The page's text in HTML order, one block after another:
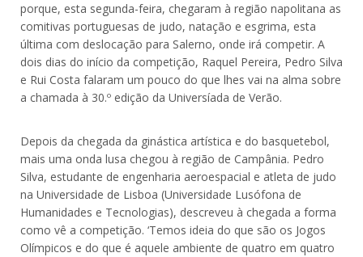
porque, esta segunda-feira, chegaram à região napolitana as
comitivas portuguesas de judo, natação e esgrima, esta
última com deslocação para Salerno, onde irá competir. A
dois dias do início da competição, Raquel Pereira, Pedro Silva
e Rui Costa falaram um pouco do que lhes vai na alma sobre
a chamada à 30.º edição da Universíada de Verão.
Depois da chegada da ginástica artística e do basquetebol,
mais uma onda lusa chegou à região de Campânia. Pedro
Silva, estudante de engenharia aeroespacial e atleta de judo
na Universidade de Lisboa (Universidade Lusófona de
Humanidades e Tecnologias), descreveu à chegada a forma
como vê a competição. ‘Temos ideia do que são os Jogos
Olímpicos e do que é aquele ambiente de quatro em quatro